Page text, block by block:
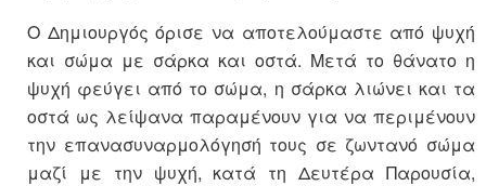
Ο Δημιουργός όρισε να αποτελούμαστε από ψυχή
και σώμα με σάρκα και οστά. Μετά το θάνατο η
ψυχή φεύγει από το σώμα, η σάρκα λιώνει και τα
οστά ως λείψανα παραμένουν για να περιμένουν
την επανασυναρμολόγησή τους σε ζωντανό σώμα
μαζί με την ψυχή, κατά τη Δευτέρα Παρουσία,